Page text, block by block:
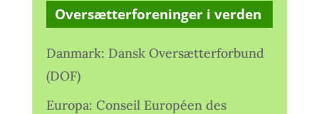
Oversætterforeninger i verden
Danmark: Dansk Oversætterforbund
(DOF)
Europa: Conseil Européen des